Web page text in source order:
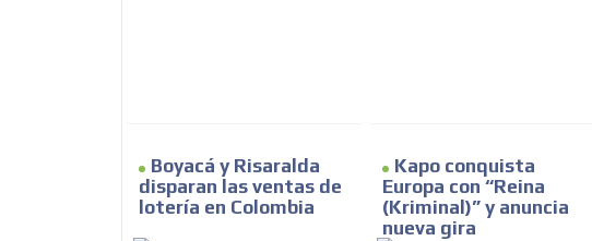
Boyacá y Risaralda
disparan las ventas de
lotería en Colombia
Kapo conquista
Europa con “Reina
(Kriminal)” y anuncia
nueva gira